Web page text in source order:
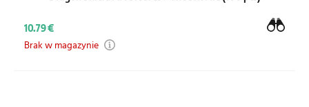
10.79 €
Brak w magazynie